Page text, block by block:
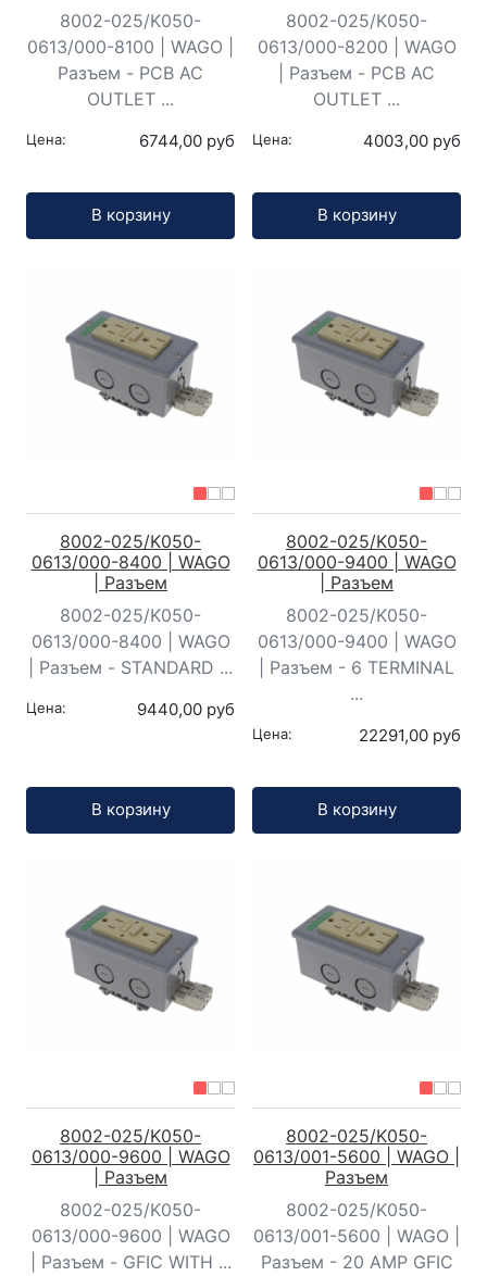
8002-025/K050-
0613/000-8100 | WAGO |
Разъем - PCB AC
OUTLET ...
Цена: 6744,00 руб
В корзину
8002-025/K050-
0613/000-8200 | WAGO
| Разъем - PCB AC
OUTLET ...
Цена: 4003,00 руб
В корзину
8002-025/K050-
0613/000-8400 | WAGO
| Разъем
8002-025/K050-
0613/000-8400 | WAGO
| Разъем - STANDARD ...
Цена: 9440,00 руб
В корзину
8002-025/K050-
0613/000-9400 | WAGO
| Разъем
8002-025/K050-
0613/000-9400 | WAGO
| Разъем - 6 TERMINAL
...
Цена: 22291,00 руб
В корзину
8002-025/K050-
0613/000-9600 | WAGO
| Разъем
8002-025/K050-
0613/000-9600 | WAGO
| Разъем - GFIC WITH ...
8002-025/K050-
0613/001-5600 | WAGO |
Разъем
8002-025/K050-
0613/001-5600 | WAGO |
Разъем - 20 AMP GFIC